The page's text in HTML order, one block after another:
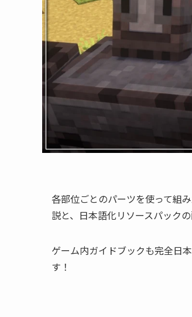
各部位ごとのパーツを使って組
説と、日本語化リソースパックの
ゲーム内ガイドブックも完全日
す！